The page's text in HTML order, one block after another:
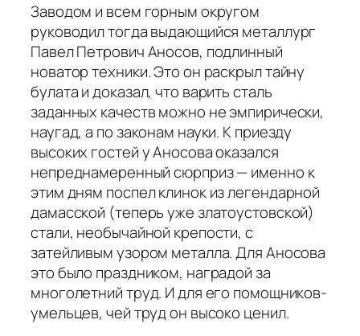
Заводом и всем горным округом
руководил тогда выдающийся металлург
Павел Петрович Аносов, подлинный
новатор техники. Это он раскрыл тайну
булата и доказал, что варить сталь
заданных качеств можно не эмпирически,
наугад, а по законам науки. К приезду
высоких гостей у Аносова оказался
непреднамеренный сюрприз — именно к
этим дням поспел клинок из легендарной
дамасской (теперь уже златоустовской)
стали, необычайной крепости, с
затейливым узором металла. Для Аносова
это было праздником, наградой за
многолетний труд. И для его помощников-
умельцев, чей труд он высоко ценил.